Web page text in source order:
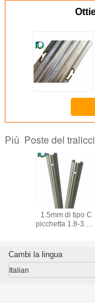
Più Poste del
La vite del metallo
1.5mm di tipo C
picchetta 1.8-3.5M
Cambi la lingua
Italian